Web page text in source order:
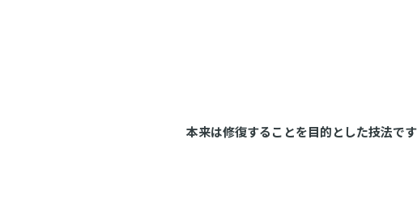
本来は修復することを目的とした技法で